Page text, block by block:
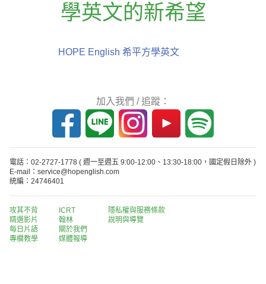
學英文的新希望
HOPE English 希平方學英文
加入我們 / 追蹤：
電話：02-2727-1778 ( 週一至週五 9:00-12:00、13:30-18:00，國定假日除外 )
E-mail：service@hopenglish.com
統編：24746401
攻其不背
精選影片
每日片語
專欄教學
ICRT
翰林
關於我們
媒體報導
隱私權與服務條款
說明與導覽